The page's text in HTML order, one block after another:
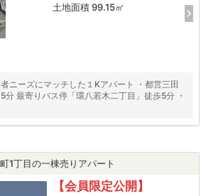
土地面積 99.15㎡
ニーズにマッチした１Kアパート ・都営三田
分 最寄りバス停「環八若木二丁目」徒歩5分 ・
1丁目の一棟売りアパート
【会員限定公開】